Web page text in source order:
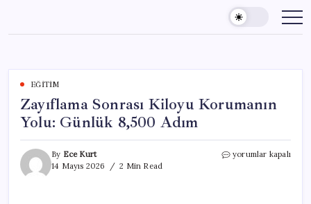
content
EĞITIM
Zayıflama Sonrası Kiloyu Korumanın
Yolu: Günlük 8,500 Adım
By Ece Kurt
14 Mayıs 2026
2 Min Read
Zayıflama
yorumlar kapalı